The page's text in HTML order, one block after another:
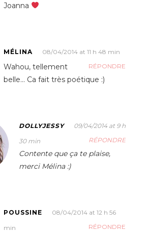
Joanna
MÉLINA
08/04/2014 at 11 h 48 min
RÉPONDRE
Wahou, tellement
belle… Ca fait très poétique :)
DOLLYJESSY
09/04/2014 at 9 h
30 min
RÉPONDRE
Contente que ça te plaise,
merci Mélina :)
POUSSINE
08/04/2014 at 12 h 56
min
RÉPONDRE